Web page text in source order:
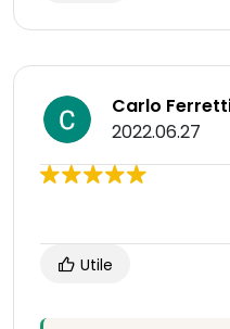
Carlo
2022.06.27
Utile